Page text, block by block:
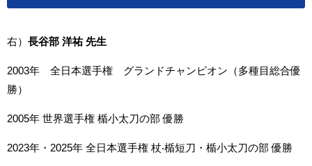
右） ⻑谷部 洋祐 先生
2003年 全日本選手権 グランドチャンピオン（多種目総合優
勝）
2005年 世界選手権 楯小太刀の部 優勝
2023年・2025年 全日本選手権 杖‧楯短刀・楯小太刀の部 優勝